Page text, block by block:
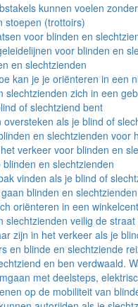
kunnen voelen
stoepen (trottoirs)
voor blinden en
voor blinden en
en slechtzienden
kan je je oriënteren in een
slechtzienden zich in een
of slechtziend bent
als je blind of
en slechtzienden voor
verkeer voor blinden en
en slechtzienden
vinden als je blind of
blinden en
oriënteren in een
slechtzienden veilig de
zijn in het verkeer als je
en blinde en slechtziende
en ben verdwaald.
met deelsteps,
op de mobiliteit van